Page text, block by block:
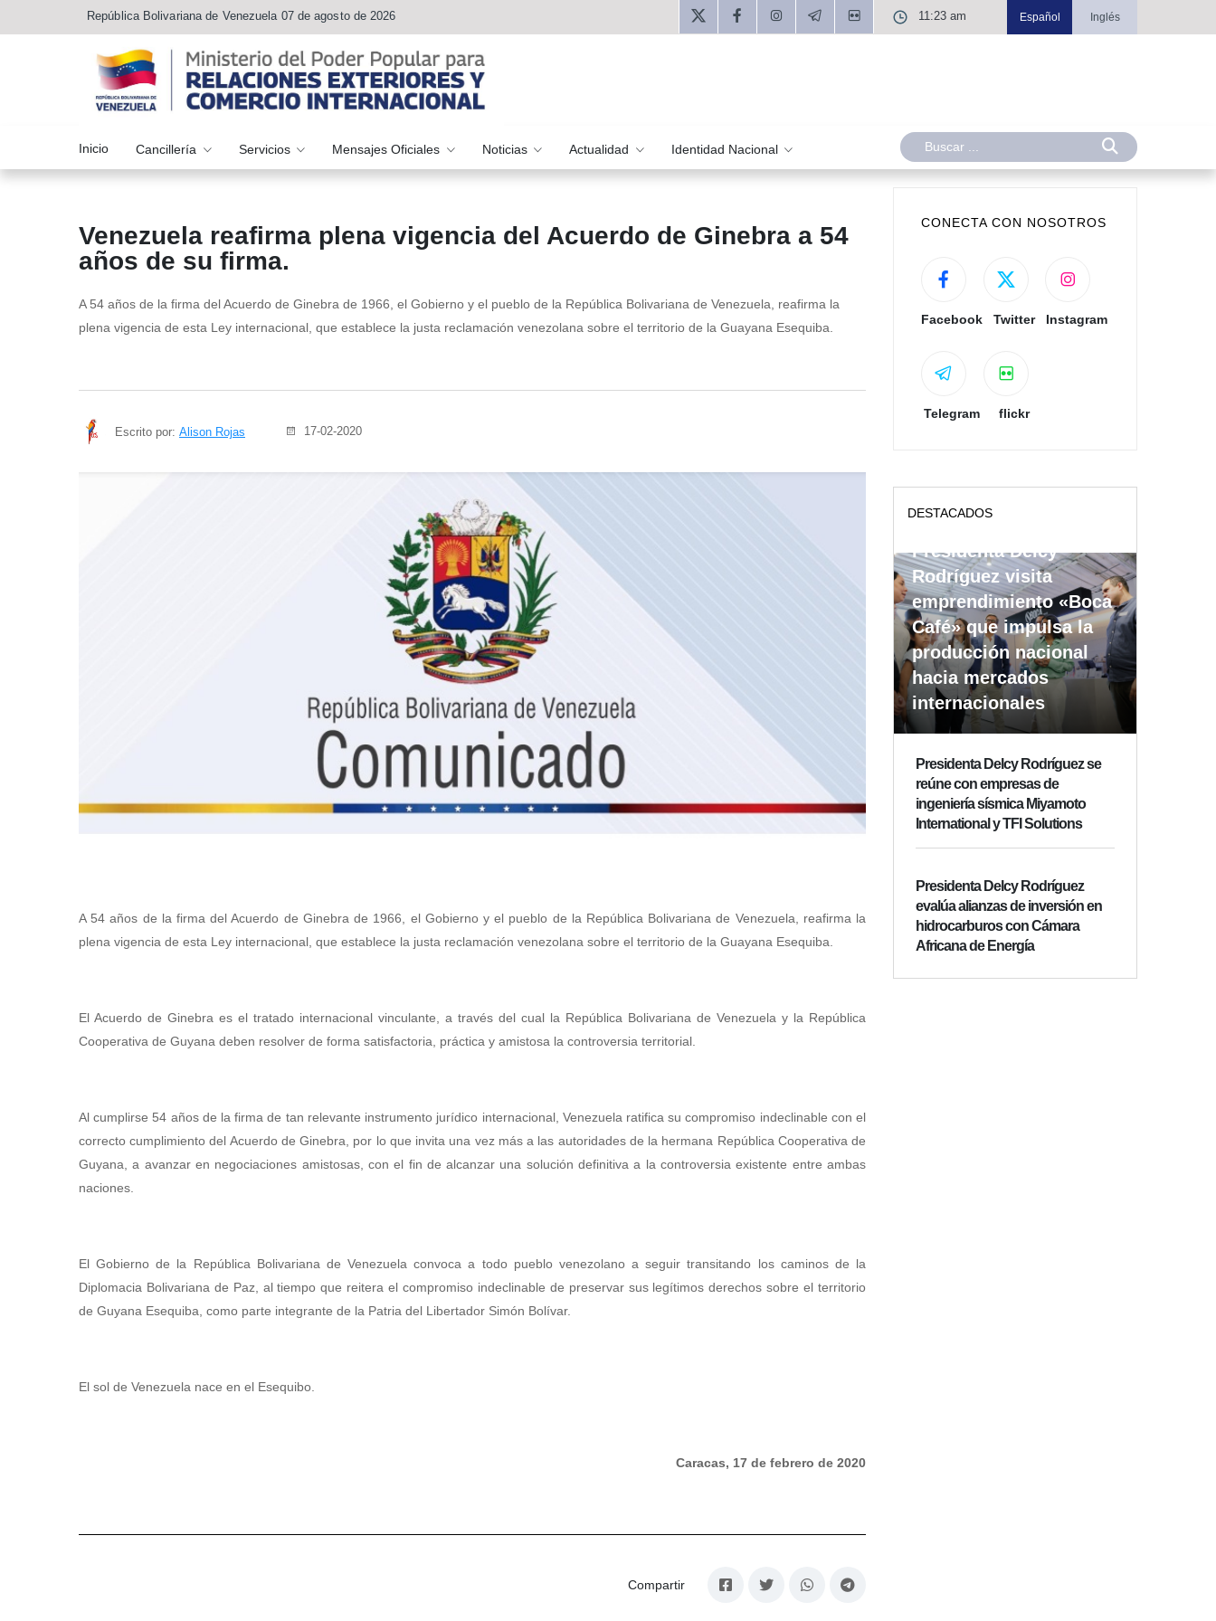
República Bolivariana de Venezuela 07 de agosto de 2026 11:23 am Español Inglés
Inicio Cancillería Servicios Mensajes Oficiales Noticias Actualidad Identidad Nacional
Venezuela reafirma plena vigencia del Acuerdo de Ginebra a 54
años de su firma.
A 54 años de la firma del Acuerdo de Ginebra de 1966, el Gobierno y el pueblo de la República Bolivariana de Venezuela, reafirma la
plena vigencia de esta Ley internacional, que establece la justa reclamación venezolana sobre el territorio de la Guayana Esequiba.
Escrito por: Alison Rojas 17-02-2020
A 54 años de la firma del Acuerdo de Ginebra de 1966, el Gobierno y el pueblo de la República Bolivariana de Venezuela, reafirma la
plena vigencia de esta Ley internacional, que establece la justa reclamación venezolana sobre el territorio de la Guayana Esequiba.
El Acuerdo de Ginebra es el tratado internacional vinculante, a través del cual la República Bolivariana de Venezuela y la República
Cooperativa de Guyana deben resolver de forma satisfactoria, práctica y amistosa la controversia territorial.
Al cumplirse 54 años de la firma de tan relevante instrumento jurídico internacional, Venezuela ratifica su compromiso indeclinable con el
correcto cumplimiento del Acuerdo de Ginebra, por lo que invita una vez más a las autoridades de la hermana República Cooperativa de
Guyana, a avanzar en negociaciones amistosas, con el fin de alcanzar una solución definitiva a la controversia existente entre ambas
naciones.
El Gobierno de la República Bolivariana de Venezuela convoca a todo pueblo venezolano a seguir transitando los caminos de la
Diplomacia Bolivariana de Paz, al tiempo que reitera el compromiso indeclinable de preservar sus legítimos derechos sobre el territorio
de Guyana Esequiba, como parte integrante de la Patria del Libertador Simón Bolívar.
El sol de Venezuela nace en el Esequibo.
Caracas, 17 de febrero de 2020
Compartir
CONECTA CON NOSOTROS
Facebook Twitter Instagram
Telegram flickr
DESTACADOS
Presidenta Delcy
Rodríguez visita
emprendimiento «Boca
Café» que impulsa la
producción nacional
hacia mercados
internacionales
Presidenta Delcy Rodríguez se
reúne con empresas de
ingeniería sísmica Miyamoto
International y TFI Solutions
Presidenta Delcy Rodríguez
evalúa alianzas de inversión en
hidrocarburos con Cámara
Africana de Energía